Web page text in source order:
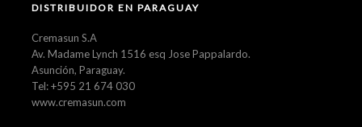
DISTRIBUIDOR EN PARAGUAY
Cremasun S.A
Av. Madame Lynch 1516 esq Jose Pappalardo.
Asunción, Paraguay.
Tel: +595 21 674 030
www.cremasun.com